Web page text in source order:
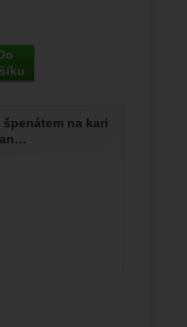
'Travellunch Šunka s hráškem a
na kari